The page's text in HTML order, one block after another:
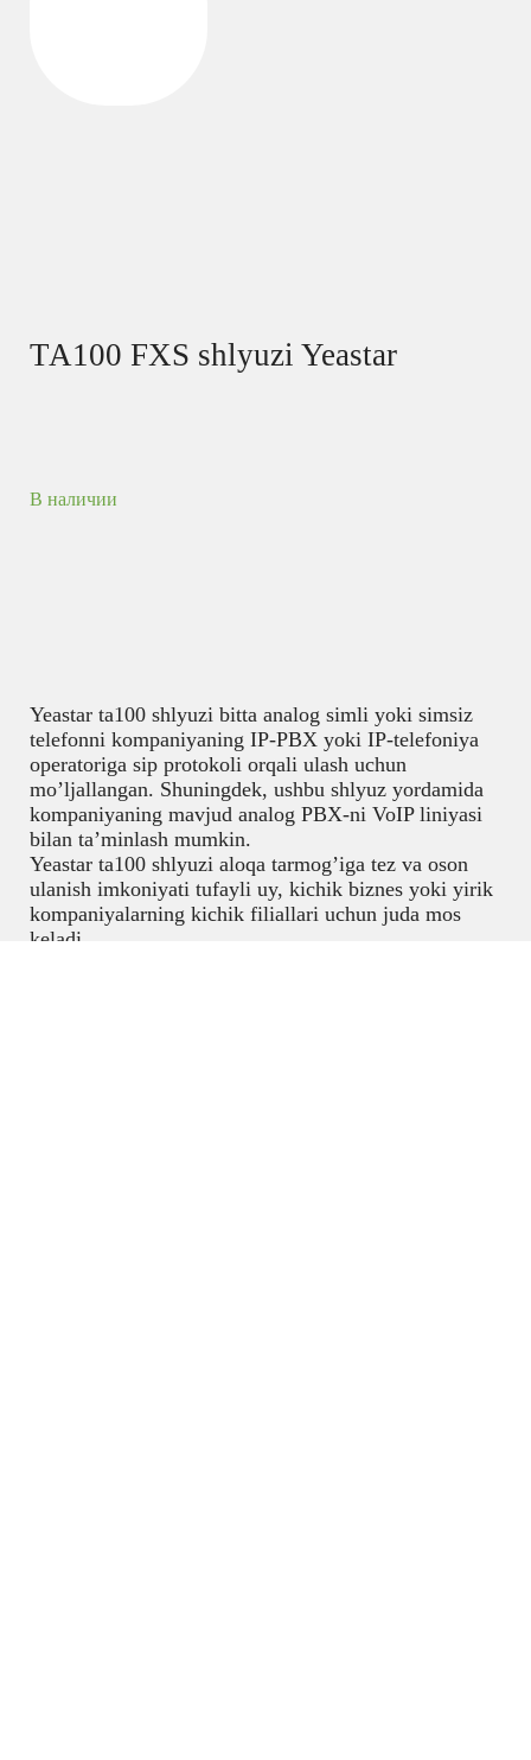
ТА100 FXS shlyuzi Yeastar
В наличии
Yeastar ta100 shlyuzi bitta analog simli yoki simsiz
telefonni kompaniyaning IP-PBX yoki IP-telefoniya
operatoriga sip protokoli orqali ulash uchun
mo’ljallangan. Shuningdek, ushbu shlyuz yordamida
kompaniyaning mavjud analog PBX-ni VoIP liniyasi
bilan ta’minlash mumkin.
Yeastar ta100 shlyuzi aloqa tarmog’iga tez va oson
ulanish imkoniyati tufayli uy, kichik biznes yoki yirik
kompaniyalarning kichik filiallari uchun juda mos
keladi.